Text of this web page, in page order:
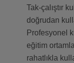
Tak-çalıştır
doğrudan
Profesyonel
eğitim
rahatlıkla